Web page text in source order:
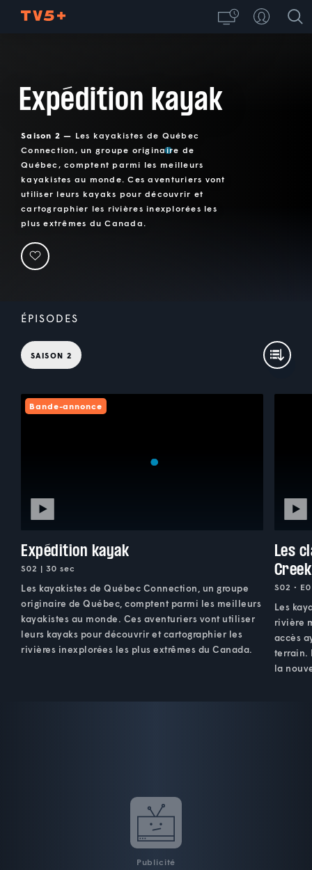
Expédition kayak
Saison 2 — Les kayakistes de Québec
Connection, un groupe originaire de
Québec, comptent parmi les meilleurs
kayakistes au monde. Ces aventuriers vont
utiliser leurs kayaks pour découvrir et
cartographier les rivières inexplorées les
plus extrêmes du Canada.
ÉPISODES
SAISON 2
Bande-annonce
Expédition kayak
S02 | 30 sec
Les kayakistes de Québec Connection, un groupe
originaire de Québec, comptent parmi les meilleurs
kayakistes au monde. Ces aventuriers vont utiliser
leurs kayaks pour découvrir et cartographier les
rivières inexplorées les plus extrêmes du Canada.
Les
Creek
S02 •
Les
rivière
accès
terrain.
la
Publicité